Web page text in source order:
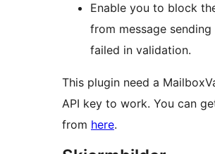
Enable you to block
from message sending
failed in validation.
This plugin need a
API key to work. You can
from here.